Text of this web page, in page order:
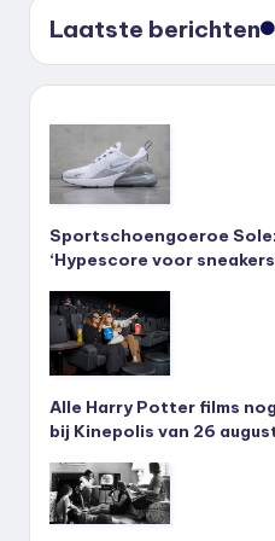
Laatste berichten
Sportschoengoeroe
‘Hypescore voor
Alle Harry Potter films
bij Kinepolis van 26